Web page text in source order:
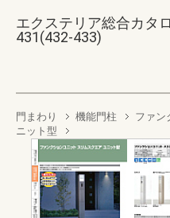
エクステリア総合カタ
431(432-433)
門まわり 機能門柱
ファン
ニット型